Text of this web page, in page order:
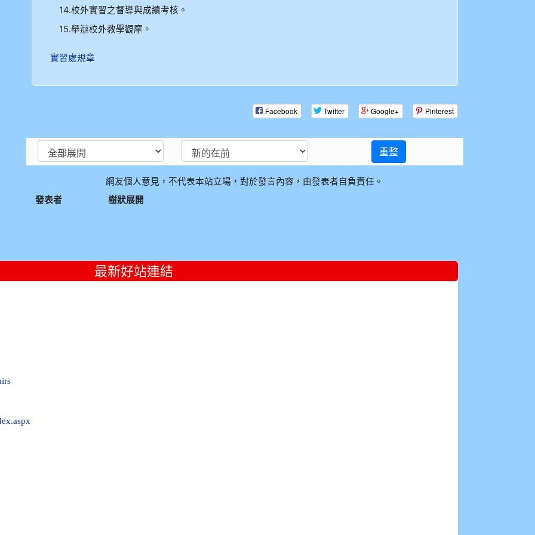
14.校外實習之督導與成績考核。
15.舉辦校外教學觀摩。
實習處規章
Facebook Twitter Google+ Pinterest
重整
網友個人意見，不代表本站立場，對於發言內容，由發表者自負責任。
發表者
樹狀展開
最新好站連結